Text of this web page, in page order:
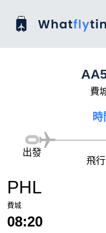
費
時
PHL
費城
08:20
出發
飛